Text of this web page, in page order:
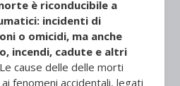
è riconducibile a
incidenti di
o omicidi, ma anche
incendi, cadute e altri
cause delle delle morti
fenomeni accidentali, legati